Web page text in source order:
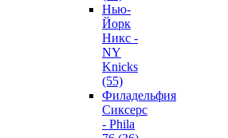
Нью-
Йорк
Никс -
NY
Knicks
(55)
Филадельфия
Сиксерс
- Phila